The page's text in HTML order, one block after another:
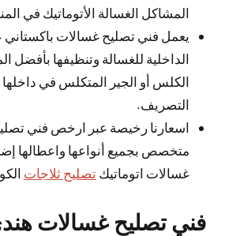
المشاكل الغسالة الأتوماتيك في
يعمل فني تصليح غسالات
الداخلية للغسالة وتنظيفها بأفضل
الكلس أو الجير المتكلس في
التصريف.
اسعارنا رخيصة عبر ارخص فني
متخصص بجميع أنواعها واعطالها
غسالات اتوماتيكتصليح ثلاجات
فني تصليح غسالات